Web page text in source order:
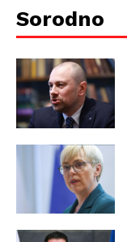
Sorodno